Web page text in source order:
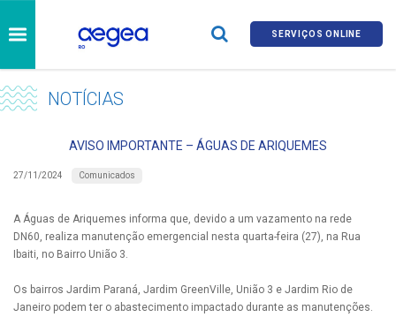
SERVIÇOS ONLINE
NOTÍCIAS
AVISO IMPORTANTE – ÁGUAS DE ARIQUEMES
27/11/2024 Comunicados
A Águas de Ariquemes informa que, devido a um vazamento na rede
DN60, realiza manutenção emergencial nesta quarta-feira (27), na Rua
Ibaiti, no Bairro União 3.
Os bairros Jardim Paraná, Jardim GreenVille, União 3 e Jardim Rio de
Janeiro podem ter o abastecimento impactado durante as manutenções.